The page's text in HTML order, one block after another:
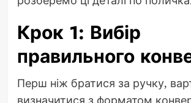
Крок 1: Вибір
правильного
Перш ніж братися за ручку,
визначитися з форматом